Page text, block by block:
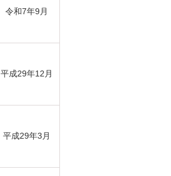
令和7年9月
平成29年12月
平成29年3月